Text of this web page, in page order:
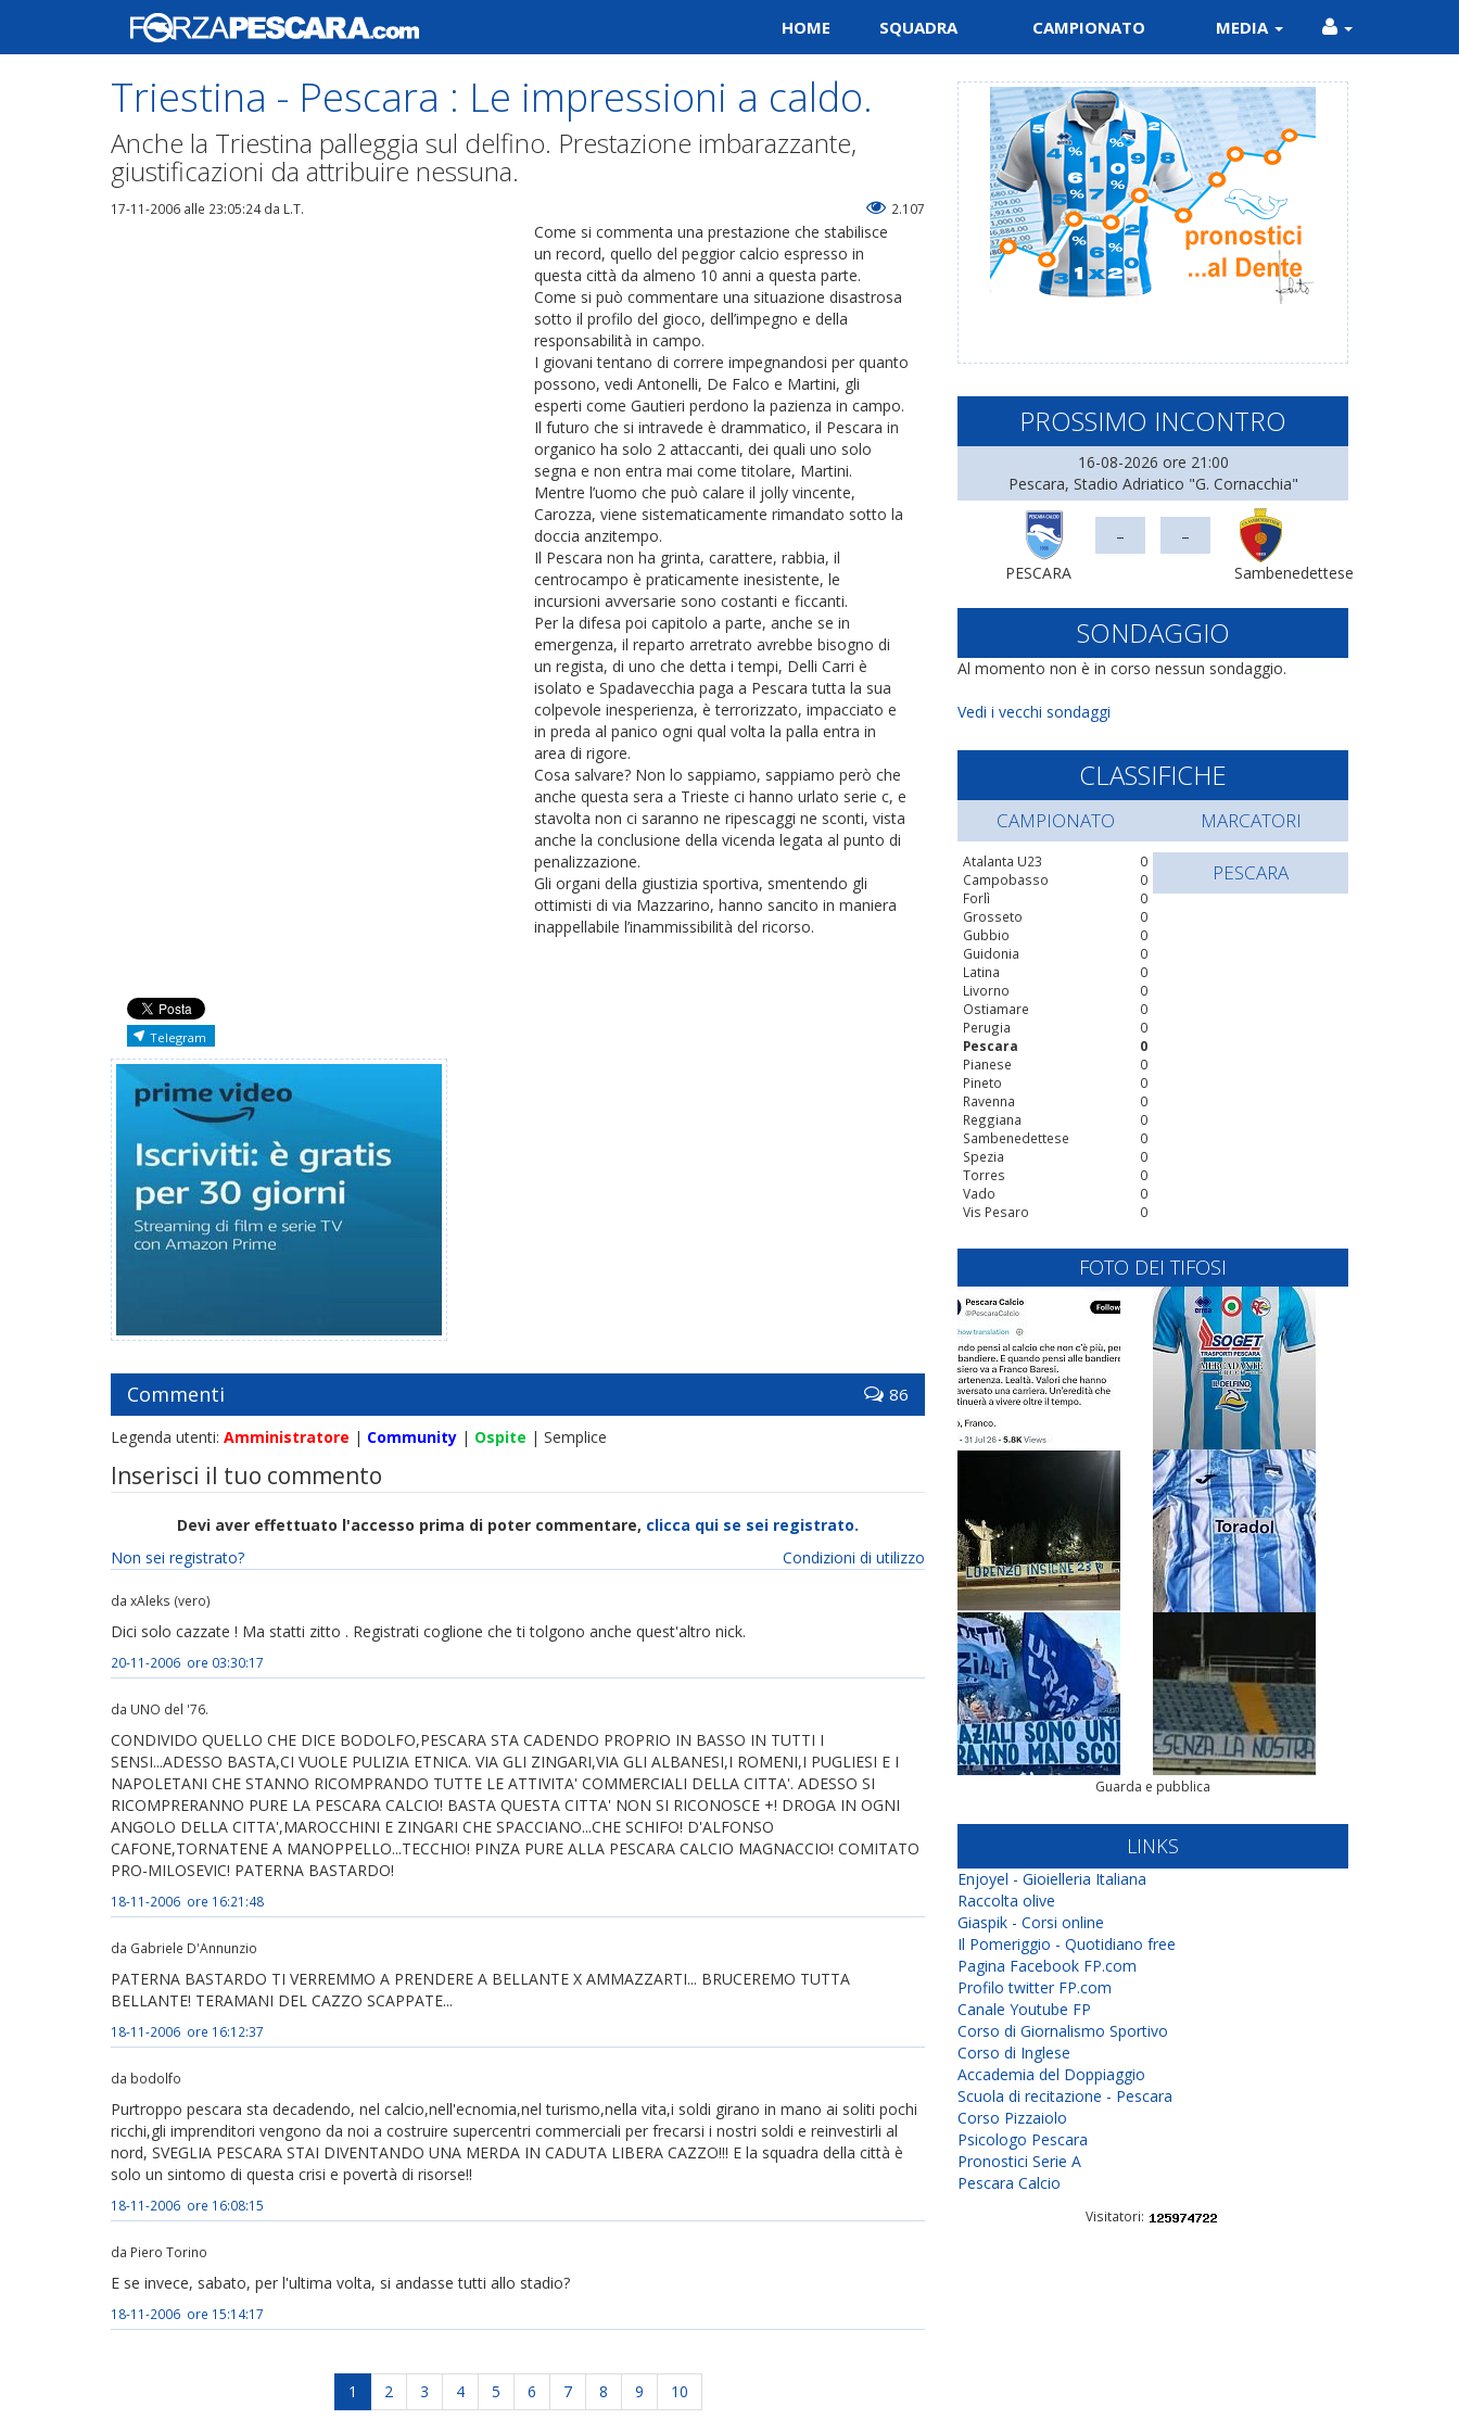
HOME SQUADRA CAMPIONATO MEDIA
Triestina - Pescara : Le impressioni a caldo.
Anche la Triestina palleggia sul delfino. Prestazione imbarazzante,
giustificazioni da attribuire nessuna.
17-11-2006 alle 23:05:24da L.T. 2.107
Come si commenta una prestazione che stabilisce
un record, quello del peggior calcio espresso in
questa città da almeno 10 anni a questa parte.
Come si può commentare una situazione disastrosa
sotto il profilo del gioco, dell’impegno e della
responsabilità in campo.
I giovani tentano di correre impegnandosi per quanto
possono, vedi Antonelli, De Falco e Martini, gli
esperti come Gautieri perdono la pazienza in campo.
Il futuro che si intravede è drammatico, il Pescara in
organico ha solo 2 attaccanti, dei quali uno solo
segna e non entra mai come titolare, Martini.
Mentre l’uomo che può calare il jolly vincente,
Carozza, viene sistematicamente rimandato sotto la
doccia anzitempo.
Il Pescara non ha grinta, carattere, rabbia, il
centrocampo è praticamente inesistente, le
incursioni avversarie sono costanti e ficcanti.
Per la difesa poi capitolo a parte, anche se in
emergenza, il reparto arretrato avrebbe bisogno di
un regista, di uno che detta i tempi, Delli Carri è
isolato e Spadavecchia paga a Pescara tutta la sua
colpevole inesperienza, è terrorizzato, impacciato e
in preda al panico ogni qual volta la palla entra in
area di rigore.
Cosa salvare? Non lo sappiamo, sappiamo però che
anche questa sera a Trieste ci hanno urlato serie c, e
stavolta non ci saranno ne ripescaggi ne sconti, vista
anche la conclusione della vicenda legata al punto di
penalizzazione.
Gli organi della giustizia sportiva, smentendo gli
ottimisti di via Mazzarino, hanno sancito in maniera
inappellabile l’inammissibilità del ricorso.
Telegram
Commenti 86
Legenda utenti: Amministratore | Community | Ospite | Semplice
Inserisci il tuo commento
Devi aver effettuato l'accesso prima di poter commentare, clicca qui se sei registrato.
Condizioni di utilizzo
Non sei registrato?
da xAleks (vero)
Dici solo cazzate ! Ma statti zitto . Registrati coglione che ti tolgono anche quest'altro nick.
20-11-2006 ore 03:30:17
da UNO del '76.
CONDIVIDO QUELLO CHE DICE BODOLFO,PESCARA STA CADENDO PROPRIO IN BASSO IN TUTTI I
SENSI...ADESSO BASTA,CI VUOLE PULIZIA ETNICA. VIA GLI ZINGARI,VIA GLI ALBANESI,I ROMENI,I PUGLIESI E I
NAPOLETANI CHE STANNO RICOMPRANDO TUTTE LE ATTIVITA' COMMERCIALI DELLA CITTA'. ADESSO SI
RICOMPRERANNO PURE LA PESCARA CALCIO! BASTA QUESTA CITTA' NON SI RICONOSCE +! DROGA IN OGNI
ANGOLO DELLA CITTA',MAROCCHINI E ZINGARI CHE SPACCIANO...CHE SCHIFO! D'ALFONSO
CAFONE,TORNATENE A MANOPPELLO...TECCHIO! PINZA PURE ALLA PESCARA CALCIO MAGNACCIO! COMITATO
PRO-MILOSEVIC! PATERNA BASTARDO!
18-11-2006 ore 16:21:48
da Gabriele D'Annunzio
PATERNA BASTARDO TI VERREMMO A PRENDERE A BELLANTE X AMMAZZARTI... BRUCEREMO TUTTA
BELLANTE! TERAMANI DEL CAZZO SCAPPATE...
18-11-2006 ore 16:12:37
da bodolfo
Purtroppo pescara sta decadendo, nel calcio,nell'ecnomia,nel turismo,nella vita,i soldi girano in mano ai soliti pochi
ricchi,gli imprenditori vengono da noi a costruire supercentri commerciali per frecarsi i nostri soldi e reinvestirli al
nord, SVEGLIA PESCARA STAI DIVENTANDO UNA MERDA IN CADUTA LIBERA CAZZO!!! E la squadra della città è
solo un sintomo di questa crisi e povertà di risorse!!
18-11-2006 ore 16:08:15
da Piero Torino
E se invece, sabato, per l'ultima volta, si andasse tutti allo stadio?
18-11-2006 ore 15:14:17
1 2 3 4 5 6 7 8 9 10
PROSSIMO INCONTRO
16-08-2026 ore 21:00
Pescara, Stadio Adriatico "G. Cornacchia"
PESCARA
- -
Sambenedettese
SONDAGGIO
Al momento non è in corso nessun sondaggio.
Vedi i vecchi sondaggi
CLASSIFICHE
CAMPIONATO
0
Atalanta U23
0
Campobasso
0
Forlì
0
Grosseto
0
Gubbio
0
Guidonia
0
Latina
0
Livorno
0
Ostiamare
0
Perugia
0
Pescara
0
Pianese
0
Pineto
0
Ravenna
0
Reggiana
0
Sambenedettese
0
Spezia
0
Torres
0
Vado
0
Vis Pesaro
MARCATORI
PESCARA
FOTO DEI TIFOSI
Guarda e pubblica
LINKS
Enjoyel - Gioielleria Italiana
Raccolta olive
Giaspik - Corsi online
Il Pomeriggio - Quotidiano free
Pagina Facebook FP.com
Profilo twitter FP.com
Canale Youtube FP
Corso di Giornalismo Sportivo
Corso di Inglese
Accademia del Doppiaggio
Scuola di recitazione - Pescara
Corso Pizzaiolo
Psicologo Pescara
Pronostici Serie A
Pescara Calcio
Visitatori: